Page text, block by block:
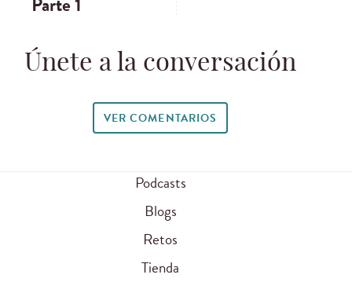
Únete a la conversación
VER COMENTARIOS
Podcasts
Blogs
Retos
Tienda